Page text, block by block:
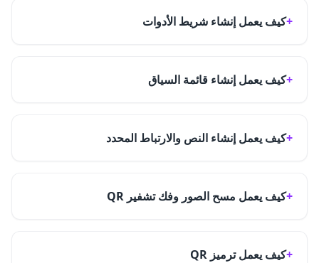
كيف يعمل إنشاء شريط الأدوات
كيف يعمل إنشاء قائمة السياق
كيف يعمل إنشاء النص والارتباط المحدد
كيف يعمل مسح الصور وفك تشفير QR
كيف يعمل ترميز QR